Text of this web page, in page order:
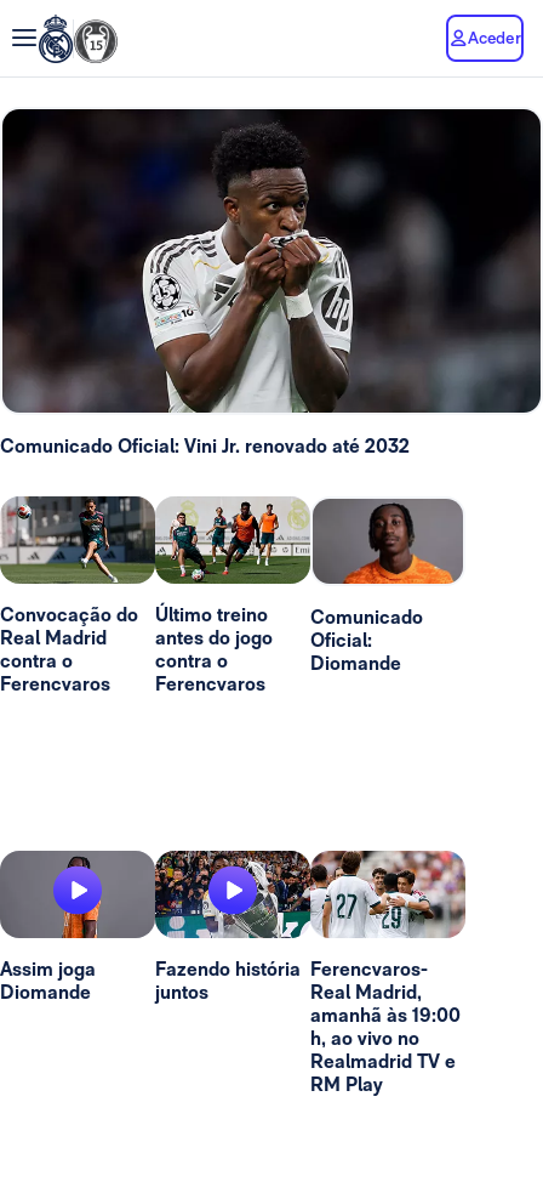
Aceder
Comunicado Oficial: Vini Jr. renovado até 2032
Convocação do
Real Madrid
contra o
Ferencvaros
Último treino
antes do jogo
contra o
Ferencvaros
Comunicado
Oficial:
Diomande
Assim joga
Diomande
Fazendo história
juntos
Ferencvaros-
Real Madrid,
amanhã às 19:00
h, ao vivo no
Realmadrid TV e
RM Play